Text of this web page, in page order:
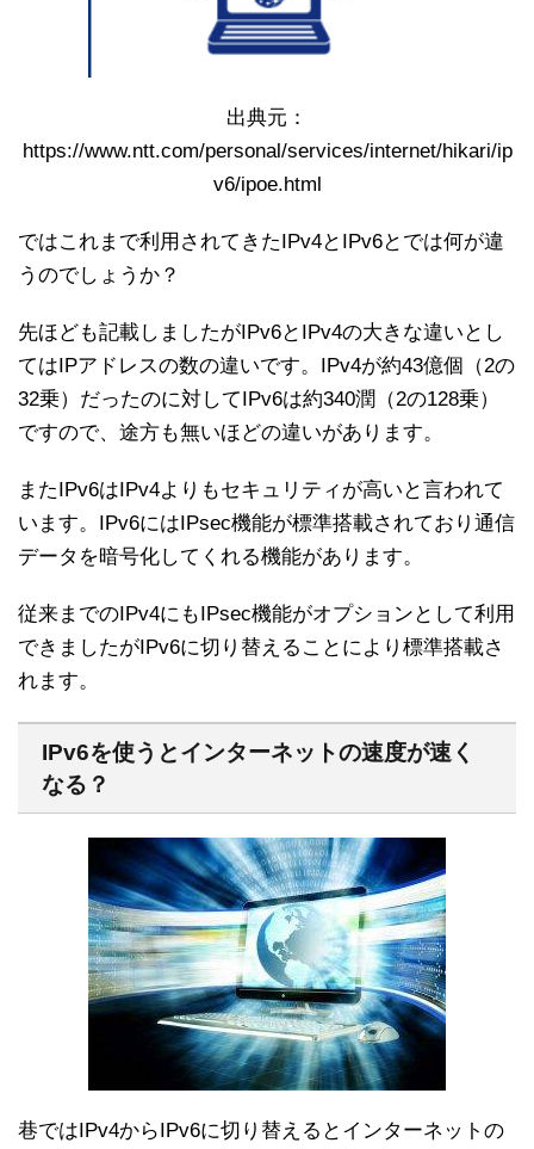
出典元：
https://www.ntt.com/personal/services/internet/hikari/ip
v6/ipoe.html
ではこれまで利用されてきたIPv4とIPv6とでは何が違
うのでしょうか？
先ほども記載しましたがIPv6とIPv4の大きな違いとし
てはIPアドレスの数の違いです。IPv4が約43億個（2の
32乗）だったのに対してIPv6は約340潤（2の128乗）
ですので、途方も無いほどの違いがあります。
またIPv6はIPv4よりもセキュリティが高いと言われて
います。IPv6にはIPsec機能が標準搭載されており通信
データを暗号化してくれる機能があります。
従来までのIPv4にもIPsec機能がオプションとして利用
できましたがIPv6に切り替えることにより標準搭載さ
れます。
IPv6を使うとインターネットの速度が速く
なる？
巷ではIPv4からIPv6に切り替えるとインターネットの